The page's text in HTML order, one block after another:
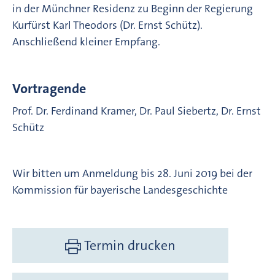
in der Münchner Residenz zu Beginn der Regierung
Kurfürst Karl Theodors (Dr. Ernst Schütz).
Anschließend kleiner Empfang.
Vortragende
Prof. Dr. Ferdinand Kramer, Dr. Paul Siebertz, Dr. Ernst
Schütz
Wir bitten um Anmeldung bis 28. Juni 2019 bei der
Kommission für bayerische Landesgeschichte
Termin drucken